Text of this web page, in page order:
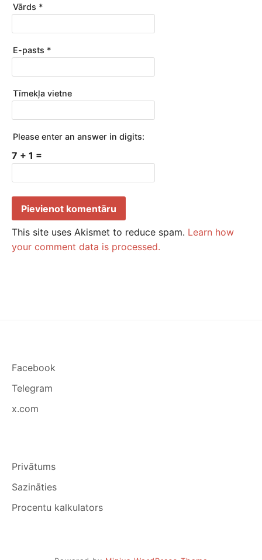
Vārds *
E-pasts *
Tīmekļa vietne
Please enter an answer in digits:
7 + 1 =
This site uses Akismet to reduce spam. Learn how
your comment data is processed.
Facebook
Telegram
x.com
Privātums
Sazināties
Procentu kalkulators